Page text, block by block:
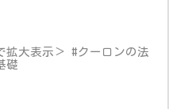
拡大表示＞ #クーロンの法
礎